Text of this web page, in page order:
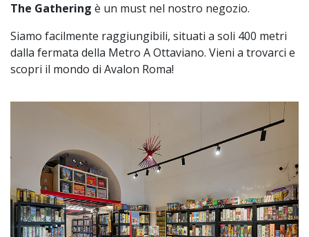
The Gathering è un must nel nostro negozio.
Siamo facilmente raggiungibili, situati a soli 400 metri
dalla fermata della Metro A Ottaviano. Vieni a trovarci e
scopri il mondo di Avalon Roma!